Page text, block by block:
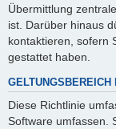
Übermittlung
ist. Darüber hinaus
kontaktieren, sofern
gestattet haben.
Diese Richtlinie
Software umfassen.